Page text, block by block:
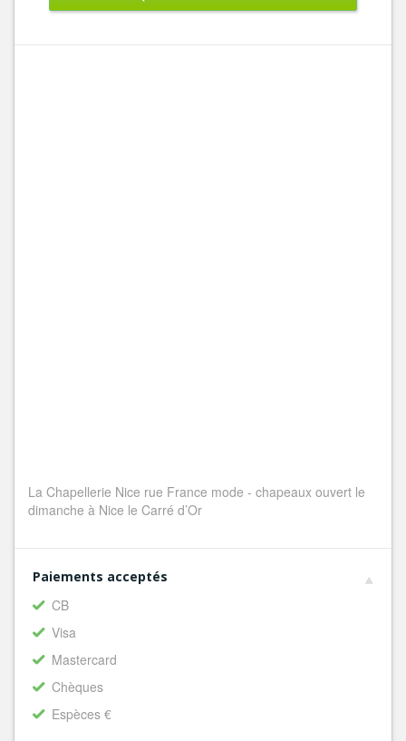
La Chapellerie Nice rue France mode - chapeaux ouvert le
dimanche à Nice le Carré d’Or
Paiements acceptés
CB
Visa
Mastercard
Chèques
Espèces €